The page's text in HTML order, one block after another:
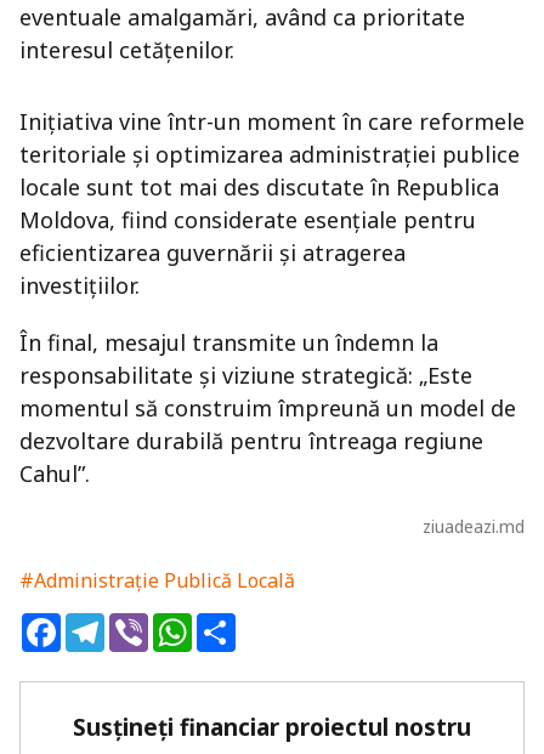
eventuale amalgamări, având ca prioritate
interesul cetățenilor.
Inițiativa vine într-un moment în care reformele
teritoriale și optimizarea administrației publice
locale sunt tot mai des discutate în Republica
Moldova, fiind considerate esențiale pentru
eficientizarea guvernării și atragerea
investițiilor.
În final, mesajul transmite un îndemn la
responsabilitate și viziune strategică: „Este
momentul să construim împreună un model de
dezvoltare durabilă pentru întreaga regiune
Cahul”.
ziuadeazi.md
#Administrație Publică Locală
FacebookTelegram
ViberWhatsApp
Susțineți financiar proiectul nostru